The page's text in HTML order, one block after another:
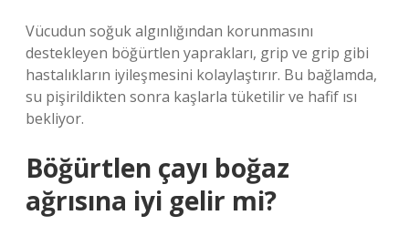
Vücudun soğuk algınlığından korunmasını
destekleyen böğürtlen yaprakları, grip ve grip gibi
hastalıkların iyileşmesini kolaylaştırır. Bu bağlamda,
su pişirildikten sonra kaşlarla tüketilir ve hafif ısı
bekliyor.
Böğürtlen çayı boğaz
ağrısına iyi gelir mi?